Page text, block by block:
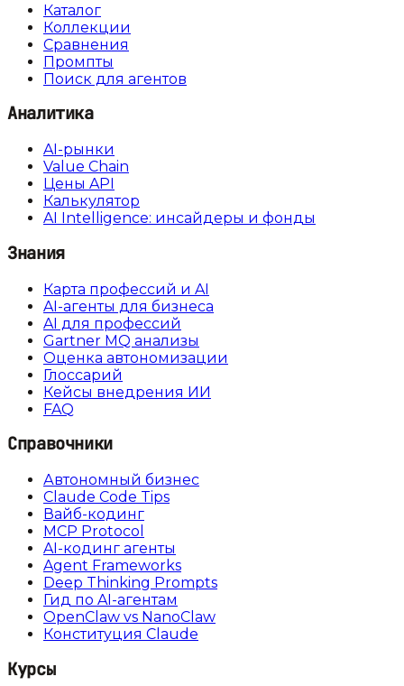
Каталог
Коллекции
Сравнения
Промпты
Поиск для агентов
Аналитика
AI-рынки
Value Chain
Цены API
Калькулятор
AI Intelligence: инсайдеры и фонды
Знания
Карта профессий и AI
AI-агенты для бизнеса
AI для профессий
Gartner MQ анализы
Оценка автономизации
Глоссарий
Кейсы внедрения ИИ
FAQ
Справочники
Автономный бизнес
Claude Code Tips
Вайб-кодинг
MCP Protocol
AI-кодинг агенты
Agent Frameworks
Deep Thinking Prompts
Гид по AI-агентам
OpenClaw vs NanoClaw
Конституция Claude
Курсы